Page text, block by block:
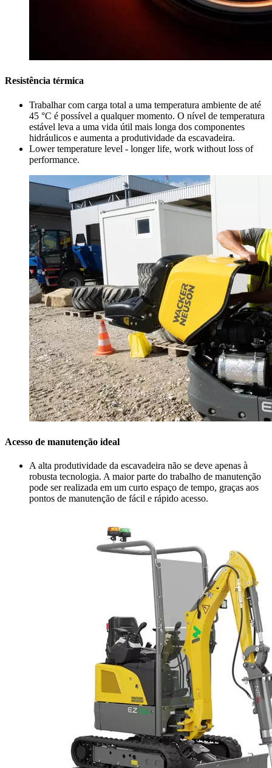
Resistência térmica
Trabalhar com carga total a uma temperatura ambiente de até
45 °C é possível a qualquer momento. O nível de temperatura
estável leva a uma vida útil mais longa dos componentes
hidráulicos e aumenta a produtividade da escavadeira.
Lower temperature level - longer life, work without loss of
performance.
Acesso de manutenção ideal
A alta produtividade da escavadeira não se deve apenas à
robusta tecnologia. A maior parte do trabalho de manutenção
pode ser realizada em um curto espaço de tempo, graças aos
pontos de manutenção de fácil e rápido acesso.